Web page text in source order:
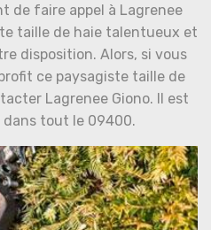
de faire appel à Lagrenee
taille de haie talentueux et
disposition. Alors, si vous
ce paysagiste taille de
Lagrenee Giono. Il est
tout le 09400.